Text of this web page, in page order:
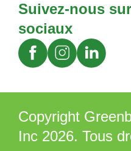
Suivez-nous
sociaux
Copyright
Inc 2026. Tous